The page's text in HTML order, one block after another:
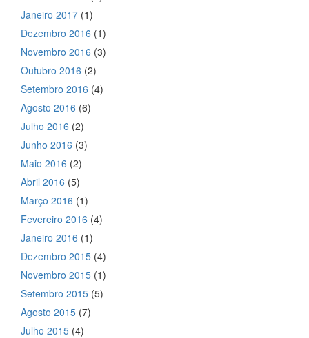
Janeiro 2017 (1)
Dezembro 2016 (1)
Novembro 2016 (3)
Outubro 2016 (2)
Setembro 2016 (4)
Agosto 2016 (6)
Julho 2016 (2)
Junho 2016 (3)
Maio 2016 (2)
Abril 2016 (5)
Março 2016 (1)
Fevereiro 2016 (4)
Janeiro 2016 (1)
Dezembro 2015 (4)
Novembro 2015 (1)
Setembro 2015 (5)
Agosto 2015 (7)
Julho 2015 (4)